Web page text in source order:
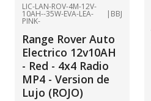
LIC-LAN-ROV-4M-12V-
10AH--35W-EVA-LEA-
PINK-
| BBJ
Range Rover Auto
Electrico 12v10AH
- Red - 4x4 Radio
MP4 - Version de
Lujo (ROJO)